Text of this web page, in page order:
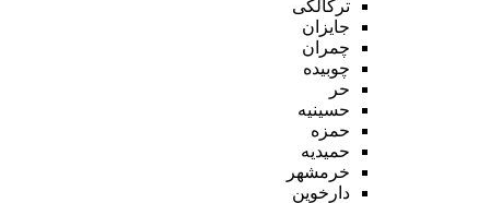
ترکالکی
جایزان
چمران
چوبیده
حر
حسینیه
حمزه
حمیدیه
خرمشهر
دارخوین